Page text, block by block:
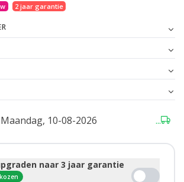
2 jaar garantie
Maandag, 10-08-2026 ...
naar 3 jaar garantie